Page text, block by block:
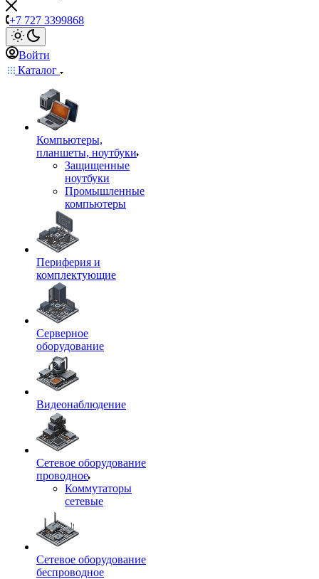
+7 727 3399868
Войти
Каталог
Компьютеры,
планшеты, ноутбуки
Защищенные
ноутбуки
Промышленные
компьютеры
Периферия и
комплектующие
Серверное
оборудование
Видеонаблюдение
Сетевое оборудование
проводное
Коммутаторы
сетевые
Сетевое оборудование
беспроводное